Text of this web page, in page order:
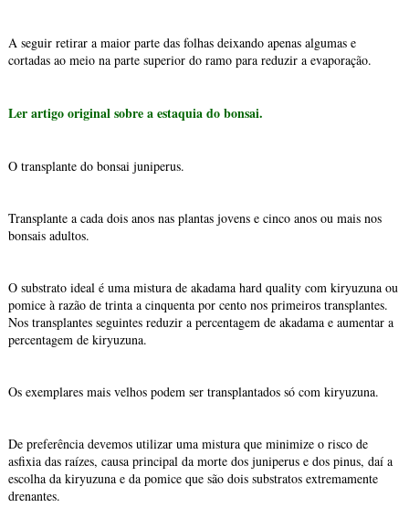
A seguir retirar a maior parte das folhas deixando apenas algumas e
cortadas ao meio na parte superior do ramo para reduzir a evaporação.
Ler artigo original sobre a estaquia do bonsai.
O transplante do bonsai juniperus.
Transplante a cada dois anos nas plantas jovens e cinco anos ou mais nos
bonsais adultos.
O substrato ideal é uma mistura de akadama hard quality com kiryuzuna ou
pomice à razão de trinta a cinquenta por cento nos primeiros transplantes.
Nos transplantes seguintes reduzir a percentagem de akadama e aumentar a
percentagem de kiryuzuna.
Os exemplares mais velhos podem ser transplantados só com kiryuzuna.
De preferência devemos utilizar uma mistura que minimize o risco de
asfixia das raízes, causa principal da morte dos juniperus e dos pinus, daí a
escolha da kiryuzuna e da pomice que são dois substratos extremamente
drenantes.